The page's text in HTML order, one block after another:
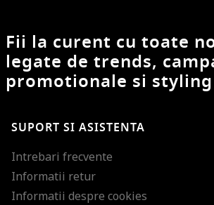
Fii la curent cu toate
legate de trends,
promotionale si
SUPORT SI ASISTENTA
Intrebari frecvente
Informatii retur
Informatii despre cookies